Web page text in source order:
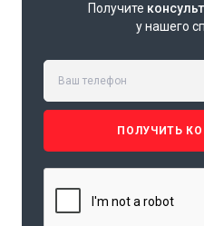
Получите
у нашего
ПОЛУЧИТЬ